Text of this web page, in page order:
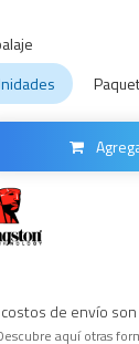
de envío
aquí otras